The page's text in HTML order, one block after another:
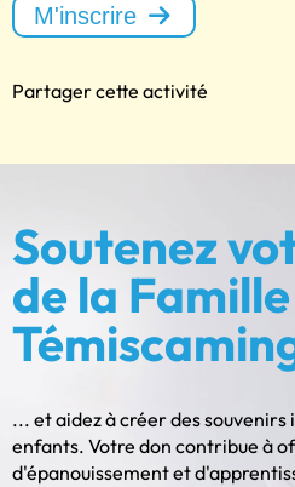
M'inscrire
Partager cette activité
Soutenez
de la
... et aidez à créer des
enfants. Votre don contribue à
d'épanouissement et